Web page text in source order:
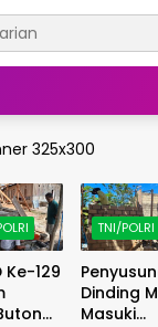
Ke-129
TNI/POLRI
Dinding
Masuki